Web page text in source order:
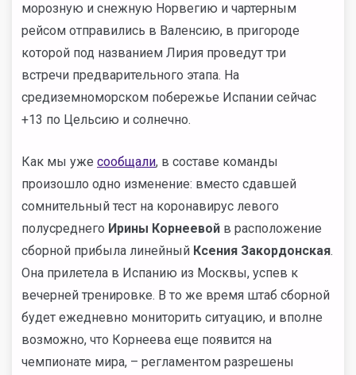
морозную и снежную Норвегию и чартерным
рейсом отправились в Валенсию, в пригороде
которой под названием Лирия проведут три
встречи предварительного этапа. На
средиземноморском побережье Испании сейчас
+13 по Цельсию и солнечно.
Как мы уже сообщали, в составе команды
произошло одно изменение: вместо сдавшей
сомнительный тест на коронавирус левого
полусреднего Ирины Корнеевой в расположение
сборной прибыла линейный Ксения Закордонская.
Она прилетела в Испанию из Москвы, успев к
вечерней тренировке. В то же время штаб сборной
будет ежедневно мониторить ситуацию, и вполне
возможно, что Корнеева еще появится на
чемпионате мира, – регламентом разрешены